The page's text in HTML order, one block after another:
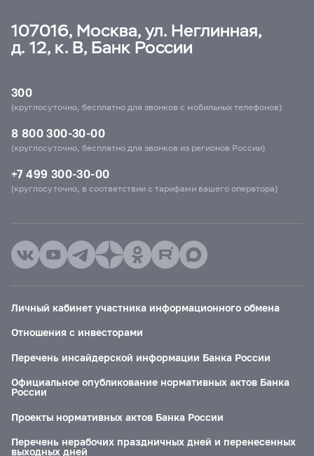
107016, Москва, ул. Неглинная,
д. 12, к. В, Банк России
300
(круглосуточно, бесплатно для звонков с мобильных телефонов)
8 800 300-30-00
(круглосуточно, бесплатно для звонков из регионов России)
+7 499 300-30-00
(круглосуточно, в соответствии с тарифами вашего оператора)
Личный кабинет участника информационного обмена
Отношения с инвесторами
Перечень инсайдерской информации Банка России
Официальное опубликование нормативных актов Банка
России
Проекты нормативных актов Банка России
Перечень нерабочих праздничных дней и перенесенных
выходных дней